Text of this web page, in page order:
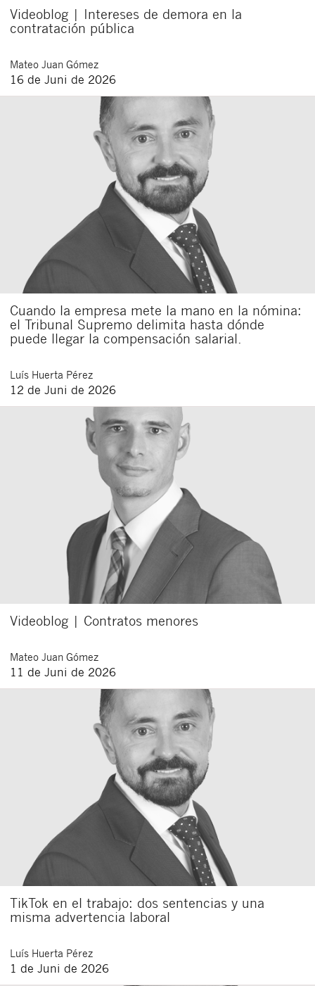
Videoblog | Intereses de demora en la
contratación pública
Mateo Juan Gómez
16 de Juni de 2026
Cuando la empresa mete la mano en la nómina:
el Tribunal Supremo delimita hasta dónde
puede llegar la compensación salarial.
Luís Huerta Pérez
12 de Juni de 2026
Videoblog | Contratos menores
Mateo Juan Gómez
11 de Juni de 2026
TikTok en el trabajo: dos sentencias y una
misma advertencia laboral
Luís Huerta Pérez
1 de Juni de 2026